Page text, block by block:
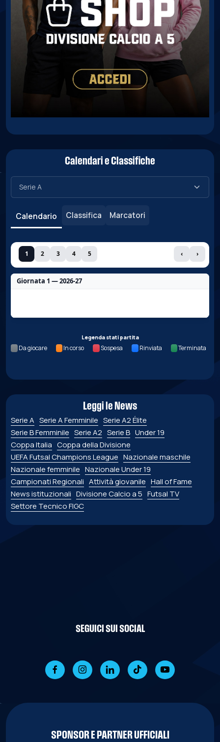
Calendari e Classifiche
Calendario Classifica Marcatori
1 2 3 4 5 ‹ ›
Giornata 1 — 2026-27
Legenda stati partita
Da giocare In corso Sospesa Rinviata Terminata
Leggi le News
Serie A Serie A Femminile Serie A2 Élite
Serie B Femminile Serie A2 Serie B Under 19
Coppa Italia Coppa della Divisione
UEFA Futsal Champions League Nazionale maschile
Nazionale femminile Nazionale Under 19
Campionati Regionali Attività giovanile Hall of Fame
News istituzionali Divisione Calcio a 5 Futsal TV
Settore Tecnico FIGC
SEGUICI SUI SOCIAL
SPONSOR E PARTNER UFFICIALI